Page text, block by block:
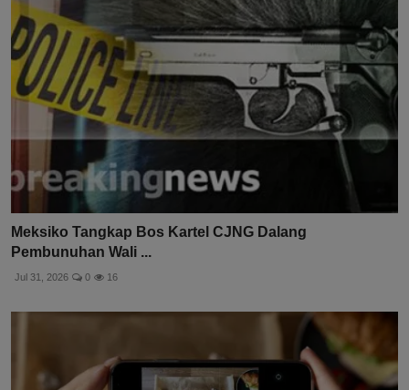
Meksiko Tangkap Bos Kartel CJNG Dalang
Pembunuhan Wali ...
Jul 31, 2026 0 16